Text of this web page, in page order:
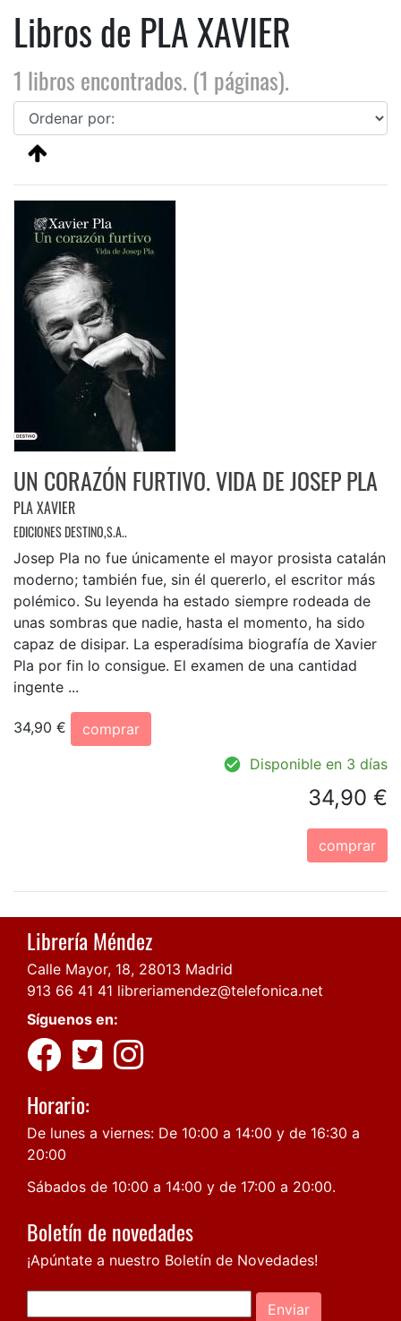
Libros de PLA XAVIER
1 libros encontrados. (1 páginas).
UN CORAZÓN FURTIVO. VIDA DE JOSEP PLA
PLA XAVIER
EDICIONES DESTINO,S.A..
Josep Pla no fue únicamente el mayor prosista catalán
moderno; también fue, sin él quererlo, el escritor más
polémico. Su leyenda ha estado siempre rodeada de
unas sombras que nadie, hasta el momento, ha sido
capaz de disipar. La esperadísima biografía de Xavier
Pla por fin lo consigue. El examen de una cantidad
ingente ...
34,90 €
comprar
Disponible en 3 días
34,90 €
comprar
Librería Méndez
Calle Mayor, 18, 28013 Madrid
913 66 41 41 libreriamendez@telefonica.net
Síguenos en:
Horario:
De lunes a viernes: De 10:00 a 14:00 y de 16:30 a
20:00
Sábados de 10:00 a 14:00 y de 17:00 a 20:00.
Boletín de novedades
¡Apúntate a nuestro Boletín de Novedades!
Enviar